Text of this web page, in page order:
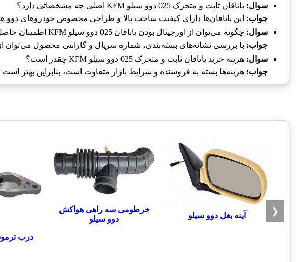
سوال: یاتاقان ثابت و متحرک 025 دوو سیلو KFM اصلی چه مشخصاتی دارد؟
جواب: این یاتاقان‌ها دارای کیفیت ساخت بالا و طراحی مخصوص خودروهای دوو
سوال: چگونه می‌توان از اورجینال بودن یاتاقان 025 دوو سیلو KFM اطمینان حاصل کرد؟
جواب: با بررسی نشانه‌های بسته‌بندی، شماره سریال و گارانتی محصول می‌توان
سوال: هزینه خرید یاتاقان ثابت و متحرک 025 دوو سیلو KFM چقدر است؟
جواب: هزینه‌ها بسته به فروشنده و شرایط بازار متفاوت است، بنابراین بهتر
آینه بغل دوو سیلو
خرطومی سه راهی هواکش
دوو سیلو
درب
❮